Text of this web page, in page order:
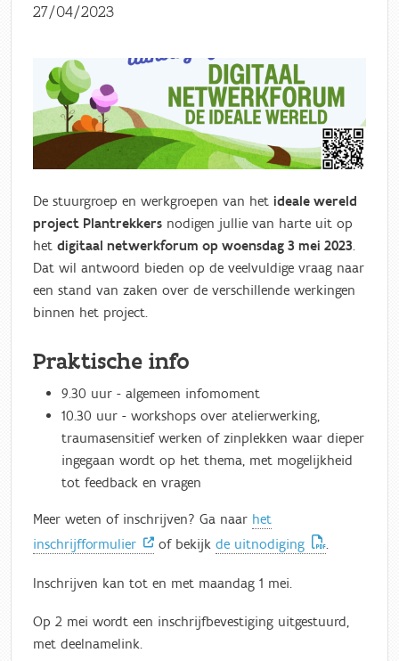
27/04/2023
De stuurgroep en werkgroepen van het ideale wereld
project Plantrekkers nodigen jullie van harte uit op
het digitaal netwerkforum op woensdag 3 mei 2023.
Dat wil antwoord bieden op de veelvuldige vraag naar
een stand van zaken over de verschillende werkingen
binnen het project.
Praktische info
9.30 uur - algemeen infomoment
10.30 uur - workshops over atelierwerking,
traumasensitief werken of zinplekken waar dieper
ingegaan wordt op het thema, met mogelijkheid
tot feedback en vragen
Meer weten of inschrijven? Ga naar het
inschrijfformulier
of bekijk de uitnodiging .
Inschrijven kan tot en met maandag 1 mei.
Op 2 mei wordt een inschrijfbevestiging uitgestuurd,
met deelnamelink.